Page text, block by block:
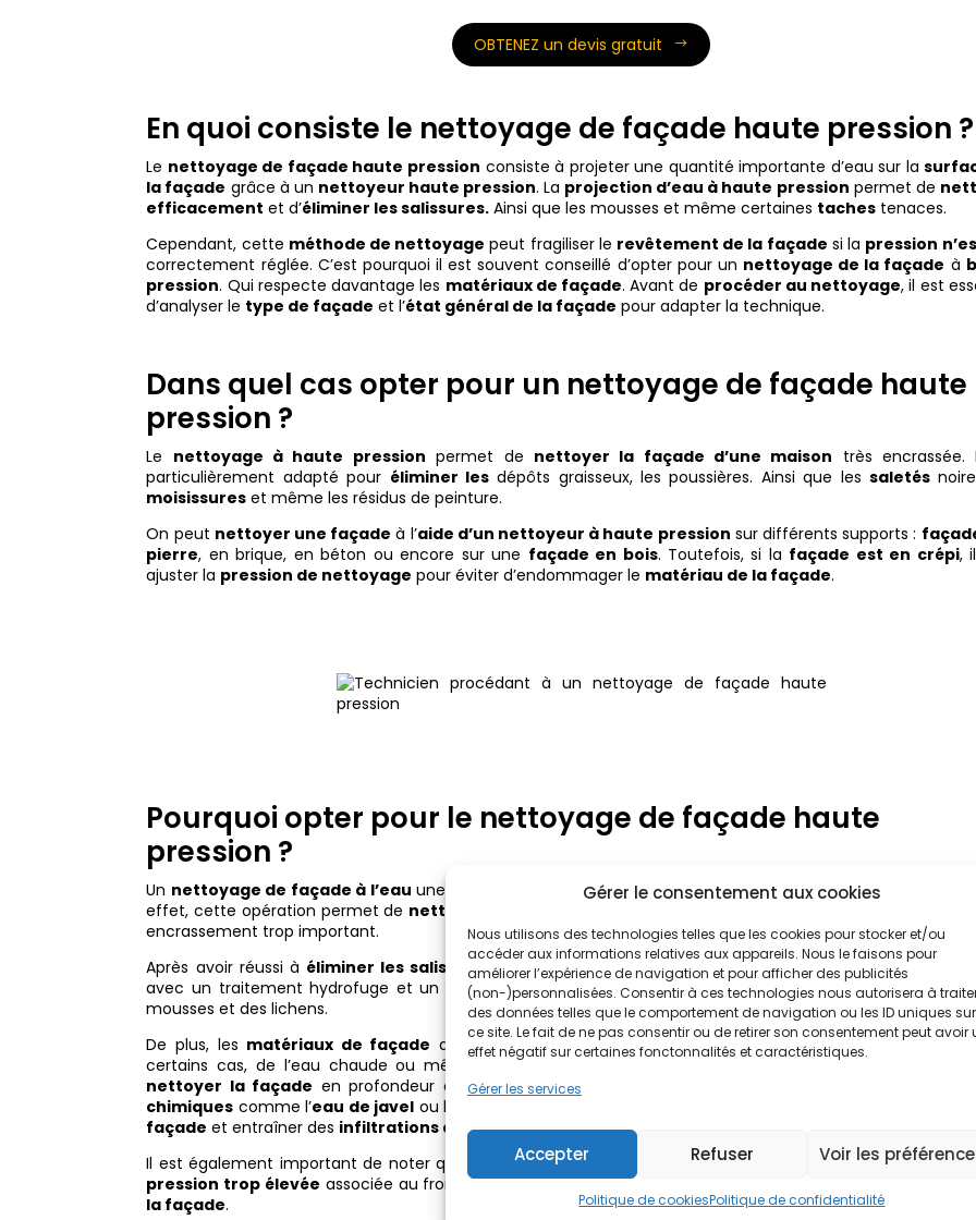
Gérer le consentement aux cookies
Nous utilisons des technologies telles que les cookies pour stocker et/ou
accéder aux informations relatives aux appareils. Nous le faisons pour
améliorer l’expérience de navigation et pour afficher des publicités
(non-)personnalisées. Consentir à ces technologies nous autorisera à
des données telles que le comportement de navigation ou les ID uniques sur
ce site. Le fait de ne pas consentir ou de retirer son consentement peut avoir
effet négatif sur certaines fonctonnalités et caractéristiques.
Gérer les services
Accepter Refuser Voir les
Politique de cookiesPolitique de confidentialité
OBTENEZ un devis gratuit
En quoi consiste le nettoyage de façade haute pression ?
Le nettoyage de façade haute pression consiste à projeter une quantité importante d’eau sur la
la façade grâce à un nettoyeur haute pression. La projection d’eau à haute pression permet de
efficacement et d’éliminer les salissures. Ainsi que les mousses et même certaines taches tenaces.
Cependant, cette méthode de nettoyage peut fragiliser le revêtement de la façade si la pression
correctement réglée. C’est pourquoi il est souvent conseillé d’opter pour un nettoyage de la façade à
pression. Qui respecte davantage les matériaux de façade. Avant de procéder au nettoyage, il est
d’analyser le type de façade et l’état général de la façade pour adapter la technique.
Dans quel cas opter pour un nettoyage de façade haute
pression ?
Le nettoyage à haute pression permet de nettoyer la façade d’une maison très encrassée.
particulièrement adapté pour éliminer lesdépôts graisseux, les poussières. Ainsi que les saletés
moisissures et même les résidus de peinture.
On peut nettoyer une façade à l’aide d’un nettoyeur à haute pression sur différents supports :
pierre, en brique, en béton ou encore sur une façade en bois. Toutefois, si la façade est en crépi,
ajuster la pression de nettoyage pour éviter d’endommager le matériau de la façade.
Pourquoi opter pour le nettoyage de façade haute
pression ?
Un nettoyage de façade à l’eau une fois par an permet d’assurer unentretien de votre façade
effet, cette opération permet de nettoyer efficacement
encrassement trop important.
Après avoir réussi à éliminer les salissuresvisibles, il est recommandé de coupler lenettoyage de
avec un traitement hydrofuge et un traitement anti-mousse. Ces solutions empêchent le retour rapide
mousses et des lichens.
De plus, les matériaux de façade déjà très encrassés bénéficient d’un nettoyage en profondeur
certains cas, de l’eau chaude ou même desproduits chimiques
adaptés peuvent être nécessaires.
nettoyer la façade en profondeur etéliminer les saletés
chimiques comme l’eau de javel ou les
façade et entraîner des infiltrations d’eausi lesjointssont abîmés.
Il est également important de noter que le
nettoyage haute pressionest déconseillé en hiver. En effet,
pression trop élevée associée au froid peut provoquer des chocs thermiques et endommager l’
la façade.